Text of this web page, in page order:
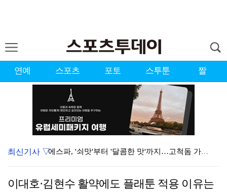
연예 스포츠 포토 스투툰 짤
에스파, '쇠맛'부터 '달콤한 맛'까지…고척돔 가득 채…
'리그 2연패 정조준' 아스널, 뉴캐슬서 기마랑이스 영…
최신기사 ▽
이대호·김현수 활약에도 플래툰 적용 이유는